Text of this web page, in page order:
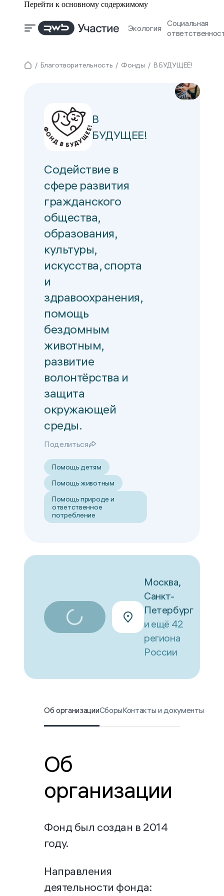
Перейти к основному содержимому
Экология
Социальная
Благотворительность Фонды В БУДУЩЕЕ!
В
БУДУЩЕЕ!
Содействие в
сфере развития
гражданского
общества,
образования,
культуры,
искусства, спорта
и
здравоохранения,
помощь
бездомным
животным,
развитие
волонтёрства и
защита
окружающей
среды.
Поделиться
Помощь детям
Помощь животным
Помощь природе и
ответственное
потребление
Москва,
Санкт-
Петербург
и ещё 42
региона
России
Об организацииСборыКонтакты и документы
Об
организации
Фонд был создан в 2014
году.
Направления
деятельности фонда: